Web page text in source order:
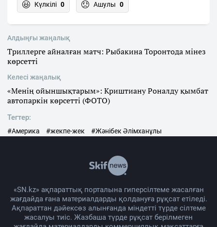
Күлкілі 0 Ашулы 0
Алдыңғы жаңалық
Триллерге айналған матч: Рыбакина Торонтода мінез
көрсетті
Келесі жаңалық
«Менің ойыншықтарым»: Криштиану Роналду қымбат
автопаркін көрсетті (ФОТО)
Тегтер:
#Америка #жекпе-жек #Жәнібек Әлімханұлы
«SN.kz» ақпараттық порталына гиперсілтеме жасалған
жағдайда ғана материалдарды қолдануға рұқсат етіледі.
Ақпараттан дәйексөз алынғанда міндетті түрде сілтеме
жасалуы тиіс. Жазбаша түрде рұқсат берілмеген